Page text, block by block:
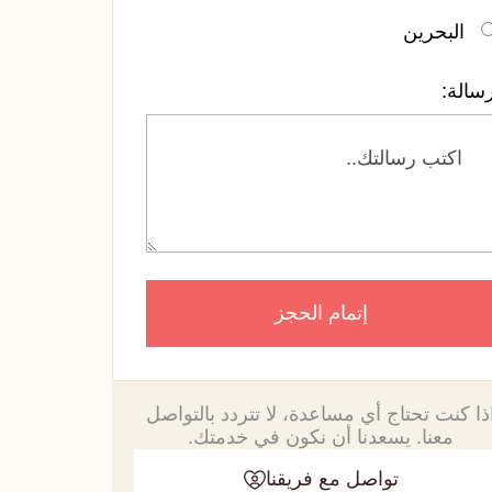
البحرين
إتمام الحجز
كنت تحتاج أي مساعدة، لا تتردد بالتواصل
معنا. يسعدنا أن نكون في خدمتك.
تواصل مع فريقنا